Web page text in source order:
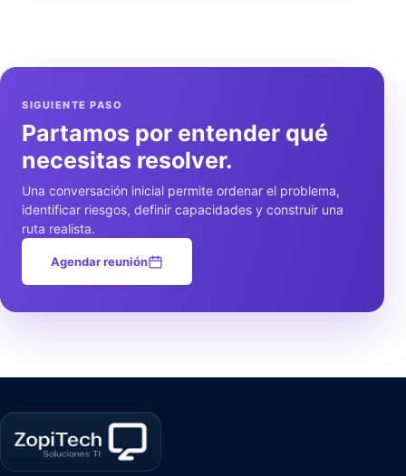
SIGUIENTE PASO
Partamos por entender qué
necesitas resolver.
Una conversación inicial permite ordenar el problema,
identificar riesgos, definir capacidades y construir una
ruta realista.
Agendar reunión